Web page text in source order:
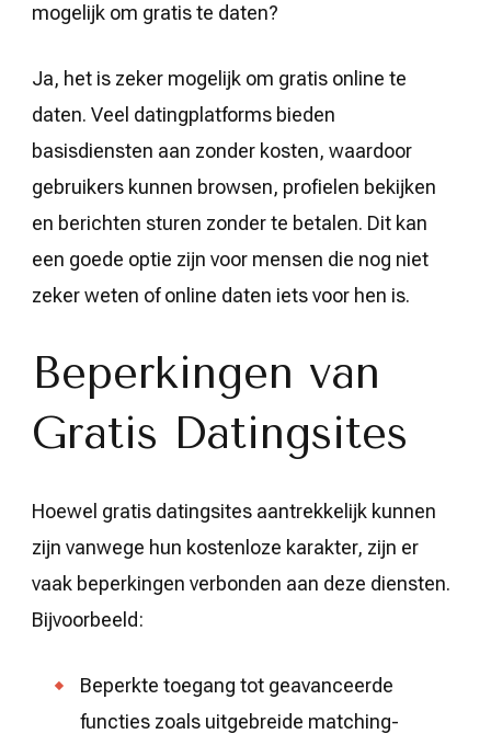
mogelijk om gratis te daten?
Ja, het is zeker mogelijk om gratis online te
daten. Veel datingplatforms bieden
basisdiensten aan zonder kosten, waardoor
gebruikers kunnen browsen, profielen bekijken
en berichten sturen zonder te betalen. Dit kan
een goede optie zijn voor mensen die nog niet
zeker weten of online daten iets voor hen is.
Beperkingen van
Gratis Datingsites
Hoewel gratis datingsites aantrekkelijk kunnen
zijn vanwege hun kostenloze karakter, zijn er
vaak beperkingen verbonden aan deze diensten.
Bijvoorbeeld:
Beperkte toegang tot geavanceerde
functies zoals uitgebreide matching-